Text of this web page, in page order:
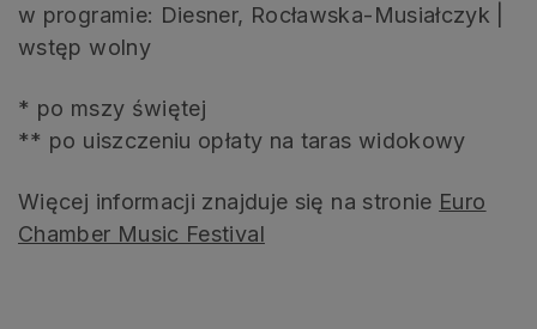
w programie: Diesner, Rocławska-Musiałczyk |
wstęp wolny
* po mszy świętej
** po uiszczeniu opłaty na taras widokowy
Więcej informacji znajduje się na stronie Euro
Chamber Music Festival